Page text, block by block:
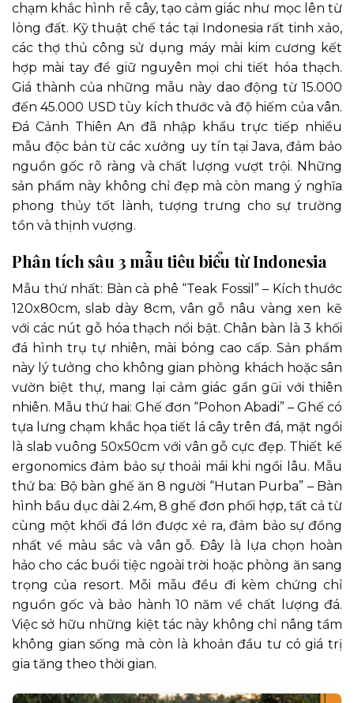
chạm khắc hình rễ cây, tạo cảm giác như mọc lên từ
lòng đất. Kỹ thuật chế tác tại Indonesia rất tinh xảo,
các thợ thủ công sử dụng máy mài kim cương kết
hợp mài tay để giữ nguyên mọi chi tiết hóa thạch.
Giá thành của những mẫu này dao động từ 15.000
đến 45.000 USD tùy kích thước và độ hiếm của vân.
Đá Cảnh Thiên An đã nhập khẩu trực tiếp nhiều
mẫu độc bản từ các xưởng uy tín tại Java, đảm bảo
nguồn gốc rõ ràng và chất lượng vượt trội. Những
sản phẩm này không chỉ đẹp mà còn mang ý nghĩa
phong thủy tốt lành, tượng trưng cho sự trường
tồn và thịnh vượng.
Phân tích sâu 3 mẫu tiêu biểu từ Indonesia
Mẫu thứ nhất: Bàn cà phê “Teak Fossil” – Kích thước
120x80cm, slab dày 8cm, vân gỗ nâu vàng xen kẽ
với các nút gỗ hóa thạch nổi bật. Chân bàn là 3 khối
đá hình trụ tự nhiên, mài bóng cao cấp. Sản phẩm
này lý tưởng cho không gian phòng khách hoặc sân
vườn biệt thự, mang lại cảm giác gần gũi với thiên
nhiên. Mẫu thứ hai: Ghế đơn “Pohon Abadi” – Ghế có
tựa lưng chạm khắc họa tiết lá cây trên đá, mặt ngồi
là slab vuông 50x50cm với vân gỗ cực đẹp. Thiết kế
ergonomics đảm bảo sự thoải mái khi ngồi lâu. Mẫu
thứ ba: Bộ bàn ghế ăn 8 người “Hutan Purba” – Bàn
hình bầu dục dài 2.4m, 8 ghế đơn phối hợp, tất cả từ
cùng một khối đá lớn được xẻ ra, đảm bảo sự đồng
nhất về màu sắc và vân gỗ. Đây là lựa chọn hoàn
hảo cho các buổi tiệc ngoài trời hoặc phòng ăn sang
trọng của resort. Mỗi mẫu đều đi kèm chứng chỉ
nguồn gốc và bảo hành 10 năm về chất lượng đá.
Việc sở hữu những kiệt tác này không chỉ nâng tầm
không gian sống mà còn là khoản đầu tư có giá trị
gia tăng theo thời gian.